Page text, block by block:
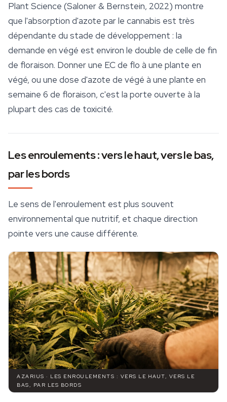
Plant Science (Saloner & Bernstein, 2022) montre
que l'absorption d'azote par le cannabis est très
dépendante du stade de développement : la
demande en végé est environ le double de celle de fin
de floraison. Donner une EC de flo à une plante en
végé, ou une dose d'azote de végé à une plante en
semaine 6 de floraison, c'est la porte ouverte à la
plupart des cas de toxicité.
Les enroulements : vers le haut, vers le bas,
par les bords
Le sens de l'enroulement est plus souvent
environnemental que nutritif, et chaque direction
pointe vers une cause différente.
AZARIUS · LES ENROULEMENTS : VERS LE HAUT, VERS LE
BAS, PAR LES BORDS